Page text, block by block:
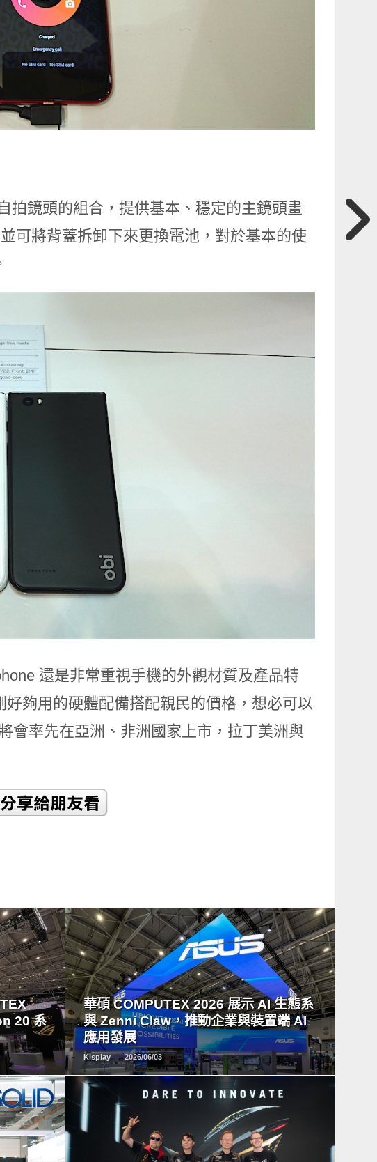
拍鏡頭的組合，提供基本、穩定的主鏡頭畫
可將背蓋拆卸下來更換電池，對於基本的使
還是非常重視手機的外觀材質及產品特
夠用的硬體配備搭配親民的價格，想必可以
會率先在亞洲、非洲國家上市，拉丁美洲與
20 系
華碩 COMPUTEX 2026 展示 AI 生態系
與 Zenni Claw，推動企業與裝置端 AI
應用發展
Kisplay 2026/06/03
READ
MORE
READ
MORE